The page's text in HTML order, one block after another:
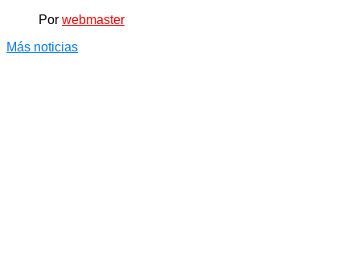
Por webmaster
Más noticias